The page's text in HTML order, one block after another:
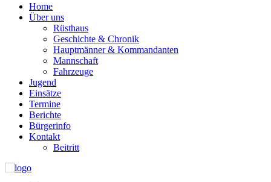
Home
Über uns
Rüsthaus
Geschichte & Chronik
Hauptmänner & Kommandanten
Mannschaft
Fahrzeuge
Jugend
Einsätze
Termine
Berichte
Bürgerinfo
Kontakt
Beitritt